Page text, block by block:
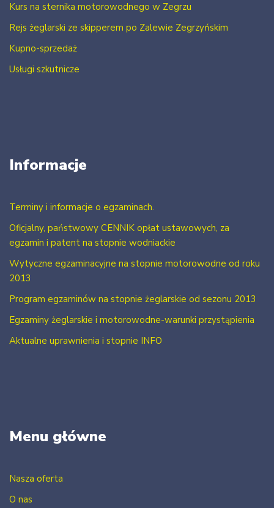
Kurs na sternika motorowodnego w Zegrzu
Rejs żeglarski ze skipperem po Zalewie Zegrzyńskim
Kupno-sprzedaż
Usługi szkutnicze
Informacje
Terminy i informacje o egzaminach.
Oficjalny, państwowy CENNIK opłat ustawowych, za
egzamin i patent na stopnie wodniackie
Wytyczne egzaminacyjne na stopnie motorowodne od roku
2013
Program egzaminów na stopnie żeglarskie od sezonu 2013
Egzaminy żeglarskie i motorowodne-warunki przystąpienia
Aktualne uprawnienia i stopnie INFO
Menu główne
Nasza oferta
O nas